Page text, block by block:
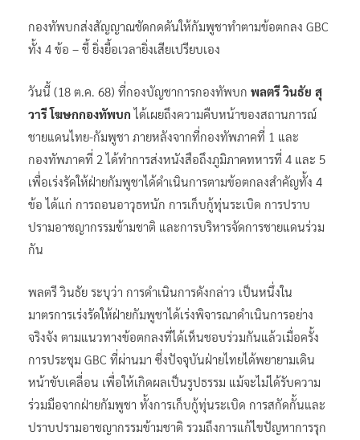
กองทัพบกส่งสัญญาณชัดกดดันให้กัมพูชาทำตามข้อตกลง GBC
ทั้ง 4 ข้อ – ชี้ ยิ่งยื้อเวลายิ่งเสียเปรียบเอง
วันนี้ (18 ต.ค. 68) ที่กองบัญชาการกองทัพบก พลตรี วินธัย สุ
วารี โฆษกกองทัพบก ได้เผยถึงความคืบหน้าของสถานการณ์
ชายแดนไทย-กัมพูชา ภายหลังจากที่กองทัพภาคที่ 1 และ
กองทัพภาคที่ 2 ได้ทำการส่งหนังสือถึงภูมิภาคทหารที่ 4 และ 5
เพื่อเร่งรัดให้ฝ่ายกัมพูชาได้ดำเนินการตามข้อตกลงสำคัญทั้ง 4
ข้อ ได้แก่ การถอนอาวุธหนัก การเก็บกู้ทุ่นระเบิด การปราบ
ปรามอาชญากรรมข้ามชาติ และการบริหารจัดการชายแดนร่วม
กัน
พลตรี วินธัย ระบุว่า การดำเนินการดังกล่าว เป็นหนึ่งใน
มาตรการเร่งรัดให้ฝ่ายกัมพูชาได้เร่งพิจารณาดำเนินการอย่าง
จริงจัง ตามแนวทางข้อตกลงที่ได้เห็นชอบร่วมกันแล้วเมื่อครั้ง
การประชุม GBC ที่ผ่านมา ซึ่งปัจจุบันฝ่ายไทยได้พยายามเดิน
หน้าขับเคลื่อน เพื่อให้เกิดผลเป็นรูปธรรม แม้จะไม่ได้รับความ
ร่วมมือจากฝ่ายกัมพูชา ทั้งการเก็บกู้ทุ่นระเบิด การสกัดกั้นและ
ปราบปรามอาชญากรรมข้ามชาติ รวมถึงการแก้ไขปัญหาการรุก